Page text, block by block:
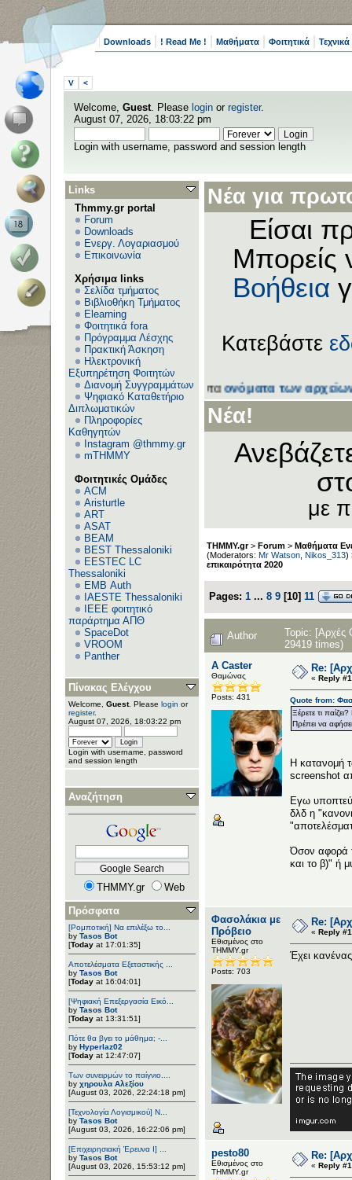
Downloads ! Read Me ! Μαθήματα Φοιτητικά
V <
Welcome, Guest. Please login or register.
August 07, 2026, 18:03:22 pm
Login with username, password and session length
Links
Thmmy.gr portal
Forum
Downloads
Ενεργ. Λογαριασμού
Επικοινωνία
Χρήσιμα links
Σελίδα τμήματος
Βιβλιοθήκη Τμήματος
Elearning
Φοιτητικά fora
Πρόγραμμα Λέσχης
Πρακτική Άσκηση
Ηλεκτρονική
Εξυπηρέτηση Φοιτητών
Διανομή Συγγραμμάτων
Ψηφιακό Καταθετήριο
Διπλωματικών
Πληροφορίες
Καθηγητών
Instagram @thmmy.gr
mTHMMY
Φοιτητικές Ομάδες
ACM
Aristurtle
ART
ASAT
BEAM
BEST Thessaloniki
EESTEC LC
Thessaloniki
EΜΒ Auth
IAESTE Thessaloniki
IEEE φοιτητικό
παράρτημα ΑΠΘ
SpaceDot
VROOM
Panther
Πίνακας Ελέγχου
Welcome, Guest. Please login or
register.
August 07, 2026, 18:03:22 pm
Login with username, password
and session length
Αναζήτηση
THMMY.gr
Web
Πρόσφατα
[Ρομποτική] Να επιλέξω το...
by Tasos Bot
[Today at 17:01:35]
Αποτελέσματα Εξεταστικής ...
by Tasos Bot
[Today at 16:04:01]
[Ψηφιακή Επεξεργασία Εικό...
by Tasos Bot
[Today at 13:31:51]
Πότε θα βγει το μάθημα; -...
by Hyperlaz02
[Today at 12:47:07]
Των συνειρμών το παίγνιο....
by χηρουλα Αλεξίου
[August 03, 2026, 22:24:18 pm]
[Τεχνολογία Λογισμικού] Ν...
by Tasos Bot
[August 03, 2026, 16:22:06 pm]
[Επιχειρησιακή Έρευνα Ι] ...
by Tasos Bot
[August 03, 2026, 15:53:12 pm]
Νέα για
Είσαι
Μπορείς
Βοήθεια
Κατεβάστε
Downloads με προσοχή σταονόματα των αρχείων!
Νέα!
με
THMMY.gr> Forum > Μαθήματα
(Moderators: Mr Watson, Nikos_313)
επικαιρότητα 2020
Pages: 1 ... 8 9 [10] 11
Author
Topic: [Αρχές
29419 times)
A Caster
Θαμώνας
Posts: 431
Re:
« Reply
Quote from:
Ξέρετε τι
Πρέπει να
Η κατανομή
screenshot
Εγω
δλδ η
Όσον αφορά
και το β)" ή
Φασολάκια με
Πρόβειο
Εθισμένος στο
ΤΗΜΜΥ.gr
Posts: 703
Re:
« Reply
Έχει
pesto80
Εθισμένος στο
ΤΗΜΜΥ.gr
Re:
« Reply